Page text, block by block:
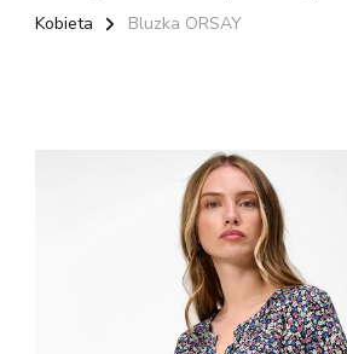
Kobieta
Bluzka ORSAY